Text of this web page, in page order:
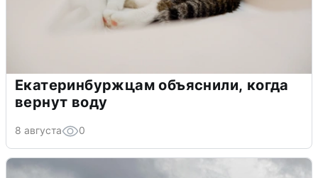
Екатеринбуржцам объяснили, когда
вернут воду
8 августа 0